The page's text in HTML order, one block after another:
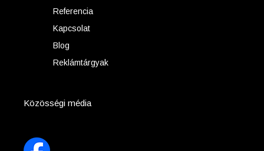
Referencia
Kapcsolat
Blog
Reklámtárgyak
Közösségi média